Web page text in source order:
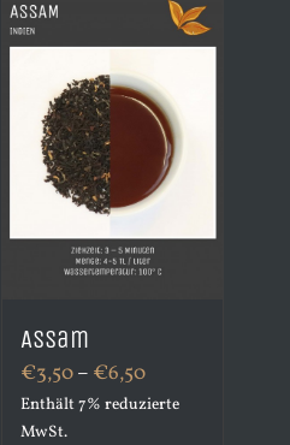
Assam
€3,50– €6,50Preisspanne:
€3,50
Enthält 7% reduzierte
MwSt.